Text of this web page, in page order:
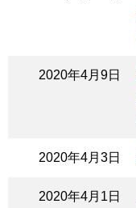
2020年4月9日
2020年4月3日
2020年4月1日